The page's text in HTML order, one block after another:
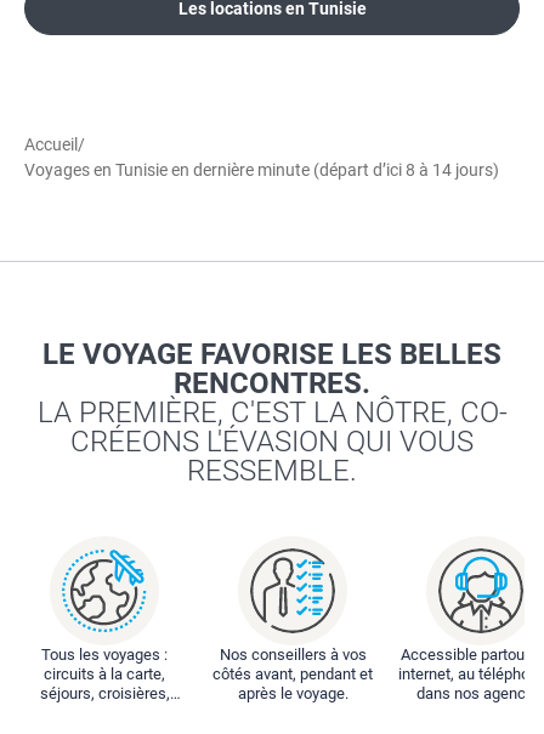
Les locations en Tunisie
Accueil/
Voyages en Tunisie en dernière minute (départ d’ici 8 à 14 jours)
LE VOYAGE FAVORISE LES BELLES
RENCONTRES.
LA PREMIÈRE, C'EST LA NÔTRE, CO-
CRÉEONS L'ÉVASION QUI VOUS
RESSEMBLE.
Tous les voyages :
circuits à la carte,
séjours, croisières,
Nos conseillers à vos
côtés avant, pendant et
après le voyage.
Accessible partout :
internet, au
dans nos